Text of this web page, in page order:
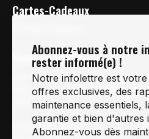
Cartes-Cadeaux
Vertige Vélo Ski
La référence en vélo de
vélo hybride sur la Rive-Sud
1997.
Notre courriel
Abonnez-vous à notre
rester informé(e) !
Notre infolettre est
offres exclusives, des
maintenance essentiels,
garantie et bien d'autres
Abonnez-vous dès